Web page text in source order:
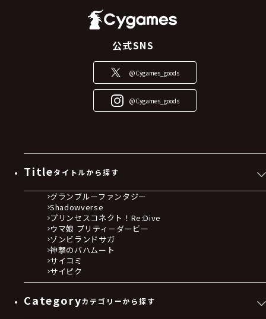
公式SNS
@Cygames_goods
@Cygames_goods
Titleタイトルから探す
グランブルーファンタジー
Shadowverse
プリンセスコネクト！Re:Dive
ウマ娘 プリティーダービー
ゾンビランドサガ
神撃のバハムート
サイコミ
サイピク
Categoryカテゴリーから探す